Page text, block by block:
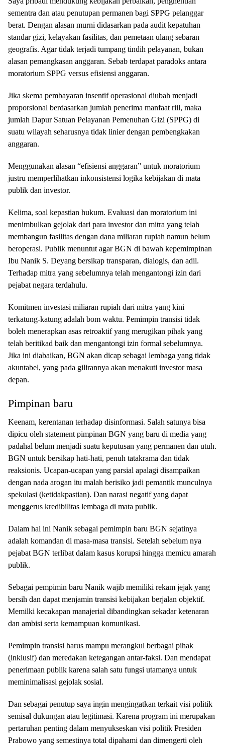
sementra dan atau penutupan permanen bagi SPPG pelanggar
berat. Dengan alasan murni didasarkan pada audit kepatuhan
standar gizi, kelayakan fasilitas, dan pemetaan ulang sebaran
geografis. Agar tidak terjadi tumpang tindih pelayanan, bukan
alasan pemangkasan anggaran. Sebab terdapat paradoks antara
moratorium SPPG versus efisiensi anggaran.
Jika skema pembayaran insentif operasional diubah menjadi
proporsional berdasarkan jumlah penerima manfaat riil, maka
jumlah Dapur Satuan Pelayanan Pemenuhan Gizi (SPPG) di
suatu wilayah seharusnya tidak linier dengan pembengkakan
anggaran.
Menggunakan alasan “efisiensi anggaran” untuk moratorium
justru memperlihatkan inkonsistensi logika kebijakan di mata
publik dan investor.
Kelima, soal kepastian hukum. Evaluasi dan moratorium ini
menimbulkan gejolak dari para investor dan mitra yang telah
membangun fasilitas dengan dana miliaran rupiah namun belum
beroperasi. Publik menuntut agar BGN di bawah kepemimpinan
Ibu Nanik S. Deyang bersikap transparan, dialogis, dan adil.
Terhadap mitra yang sebelumnya telah mengantongi izin dari
pejabat negara terdahulu.
Komitmen investasi miliaran rupiah dari mitra yang kini
terkatung-katung adalah bom waktu. Pemimpin transisi tidak
boleh menerapkan asas retroaktif yang merugikan pihak yang
telah beritikad baik dan mengantongi izin formal sebelumnya.
Jika ini diabaikan, BGN akan dicap sebagai lembaga yang tidak
akuntabel, yang pada gilirannya akan menakuti investor masa
depan.
Pimpinan baru
Keenam, kerentanan terhadap disinformasi. Salah satunya bisa
dipicu oleh statement pimpinan BGN yang baru di media yang
padahal belum menjadi suatu keputusan yang permanen dan utuh.
BGN untuk bersikap hati-hati, penuh tatakrama dan tidak
reaksionis. Ucapan-ucapan yang parsial apalagi disampaikan
dengan nada arogan itu malah berisiko jadi pemantik munculnya
spekulasi (ketidakpastian). Dan narasi negatif yang dapat
menggerus kredibilitas lembaga di mata publik.
Dalam hal ini Nanik sebagai pemimpin baru BGN sejatinya
adalah komandan di masa-masa transisi. Setelah sebelum nya
pejabat BGN terlibat dalam kasus korupsi hingga memicu amarah
publik.
Sebagai pempimin baru Nanik wajib memiliki rekam jejak yang
bersih dan dapat menjamin transisi kebijakan berjalan objektif.
Memilki kecakapan manajerial dibandingkan sekadar ketenaran
dan ambisi serta kemampuan komunikasi.
Pemimpin transisi harus mampu merangkul berbagai pihak
(inklusif) dan meredakan ketegangan antar-faksi. Dan mendapat
penerimaan publik karena salah satu fungsi utamanya untuk
meminimalisasi gejolak sosial.
Dan sebagai penutup saya ingin mengingatkan terkait visi politik
semisal dukungan atau legitimasi. Karena program ini merupakan
pertaruhan penting dalam menyukseskan visi politik Presiden
Prabowo yang semestinya total dipahami dan dimengerti oleh